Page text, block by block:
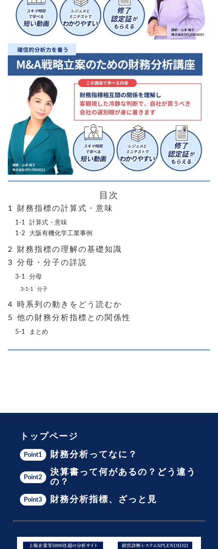
目次
財務指標の計算式・意味
計算式・意味
大阪有機化学工業事例
財務指標の理解の基礎知識
分母・分子の詳説
分母
分子
時系列の動きをどう読むか
他の財務分析指標との関係性
まとめ
トップページ
Point1 財務分析ってなに？
Point2
決算書って何があるの？どう違う
の？
Point3 財務分析指標、ざっと見